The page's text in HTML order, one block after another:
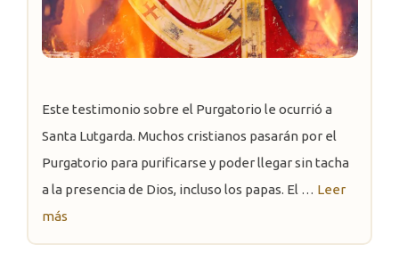
Este testimonio sobre el Purgatorio le ocurrió a
Santa Lutgarda. Muchos cristianos pasarán por el
Purgatorio para purificarse y poder llegar sin tacha
a la presencia de Dios, incluso los papas. El … Leer
más